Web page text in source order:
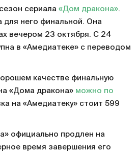
сериала «Дом дракона».
для него финальной. Она
вечером 23 октября. С 24
в «Амедиатеке» с переводом
качестве финальную
«Дома дракона» можно по
на «Амедиатеку» стоит 599
официально продлен на
время завершения его